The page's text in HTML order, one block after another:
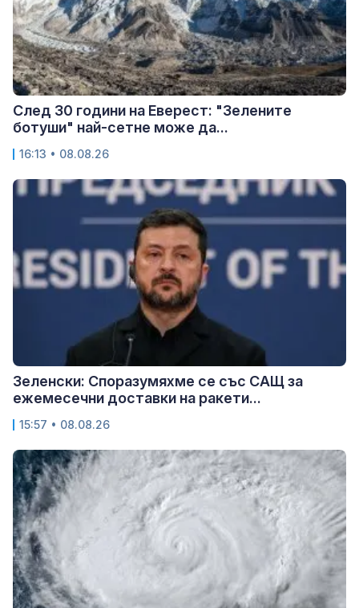
След 30 години на Еверест: "Зелените
ботуши" най-сетне може да...
16:13 • 08.08.26
Зеленски: Споразумяхме се със САЩ за
ежемесечни доставки на ракети...
15:57 • 08.08.26